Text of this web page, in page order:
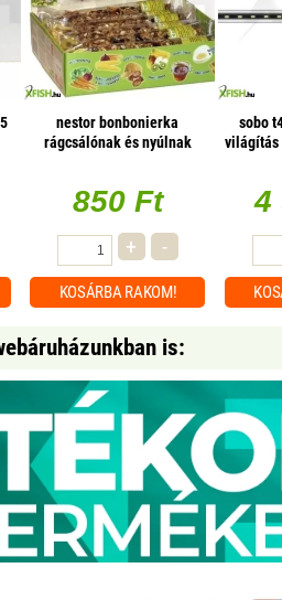
nestor bonbonierka
rágcsálónak és nyúlnak
850 Ft
+ -
KOSÁRBA RAKOM!
sobo
világítás
4
is: